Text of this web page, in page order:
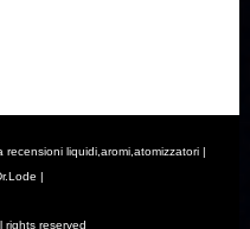
liquidi,aromi,atomizzatori |
|
rights reserved